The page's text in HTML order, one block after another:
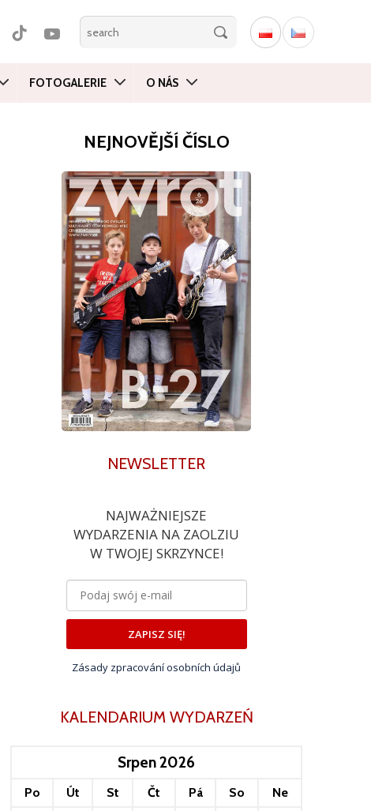
FOTOGALERIE O NÁS
NEJNOVĚJŠÍ ČÍSLO
NEWSLETTER
NAJWAŻNIEJSZE
WYDARZENIA NA ZAOLZIU
W TWOJEJ SKRZYNCE!
ZAPISZ SIĘ!
Zásady zpracování osobních údajů
KALENDARIUM WYDARZEŃ
Srpen 2026
Po Út St Čt Pá So
Ne